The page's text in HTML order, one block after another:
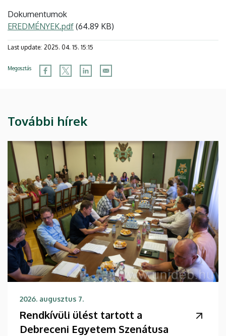
Dokumentumok
EREDMÉNYEK.pdf (64.89 KB)
Last update: 2025. 04. 15. 15:15
Megosztás
További hírek
2026. augusztus 7.
Rendkívüli ülést tartott a
Debreceni Egyetem Szenátusa